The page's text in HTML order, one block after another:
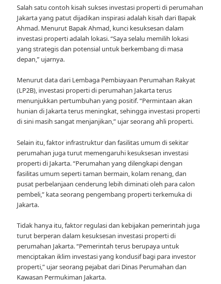
Salah satu contoh kisah sukses investasi properti di perumahan
Jakarta yang patut dijadikan inspirasi adalah kisah dari Bapak
Ahmad. Menurut Bapak Ahmad, kunci kesuksesan dalam
investasi properti adalah lokasi. “Saya selalu memilih lokasi
yang strategis dan potensial untuk berkembang di masa
depan,” ujarnya.
Menurut data dari Lembaga Pembiayaan Perumahan Rakyat
(LP2B), investasi properti di perumahan Jakarta terus
menunjukkan pertumbuhan yang positif. “Permintaan akan
hunian di Jakarta terus meningkat, sehingga investasi properti
di sini masih sangat menjanjikan,” ujar seorang ahli properti.
Selain itu, faktor infrastruktur dan fasilitas umum di sekitar
perumahan juga turut memengaruhi kesuksesan investasi
properti di Jakarta. “Perumahan yang dilengkapi dengan
fasilitas umum seperti taman bermain, kolam renang, dan
pusat perbelanjaan cenderung lebih diminati oleh para calon
pembeli,” kata seorang pengembang properti terkemuka di
Jakarta.
Tidak hanya itu, faktor regulasi dan kebijakan pemerintah juga
turut berperan dalam kesuksesan investasi properti di
perumahan Jakarta. “Pemerintah terus berupaya untuk
menciptakan iklim investasi yang kondusif bagi para investor
properti,” ujar seorang pejabat dari Dinas Perumahan dan
Kawasan Permukiman Jakarta.